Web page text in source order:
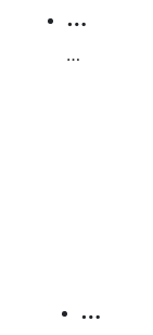
…
…
…